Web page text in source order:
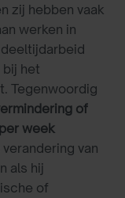
zij hebben vaak
werken in
het
Tegenwoordig
of
week
van
als hij
of